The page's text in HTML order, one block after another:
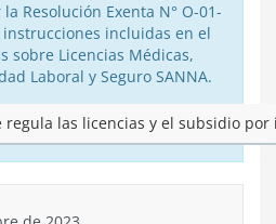
Resolución Exenta N° O-01-
instrucciones incluidas en el
sobre Licencias Médicas,
Laboral y Seguro SANNA.
regula las licencias y el subsidio por